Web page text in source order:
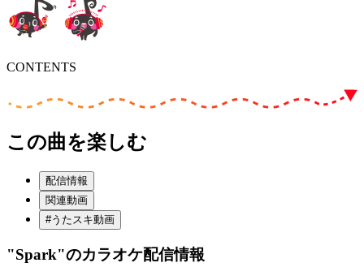
CONTENTS
この曲を楽しむ
配信情報
関連動画
#うたスキ動画
"Spark"のカラオケ配信情報